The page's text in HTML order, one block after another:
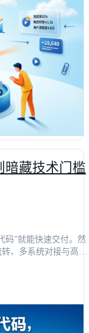
而导致的“体验断
从提交到上线平均需
开发、联调测试，任
为财务报销模块改
周的开发时间，业务
。”这种传统研发模
信息在传递中不断失
2024中国企业数字化
月面临超百个需求积
发节奏无法匹配市场
人头疼的是，每次紧
，线上故障率随之攀
工程师的创造力，也
双十一前夕，运营团
流程，光写接口和前
火式”开发，彻底击
代码理念，才真正意
交互，才是提升整体
暗藏技术门槛
码”就能快速交付。然
、多系统对接与高并
一线开发负责人的真
掌握科学选型与架构